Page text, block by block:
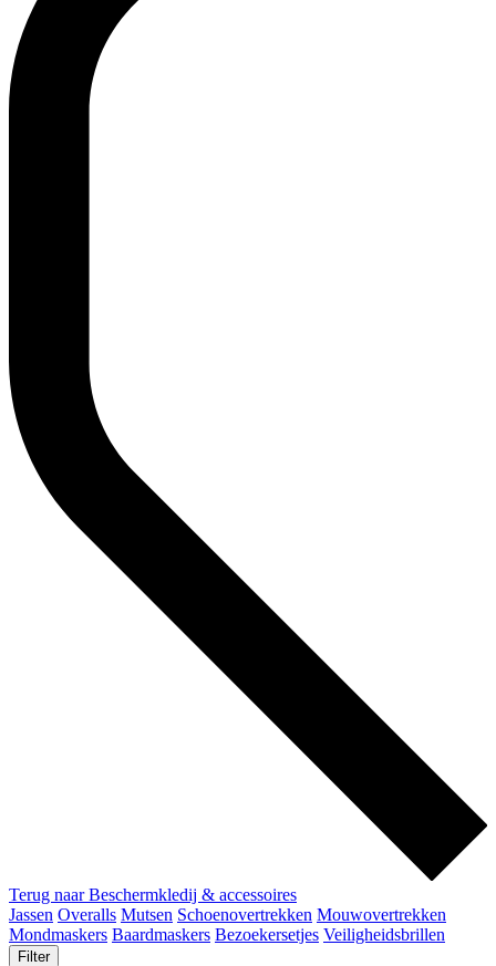
Terug naar Beschermkledij & accessoires
Jassen Overalls Mutsen Schoenovertrekken Mouwovertrekken
Mondmaskers Baardmaskers Bezoekersetjes Veiligheidsbrillen
Filter